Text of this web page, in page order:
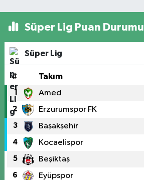
Süper Lig Puan Durumu
Süper Lig
# Takım
1 Amed
2 Erzurumspor FK
3 Başakşehir
4 Kocaelispor
5 Beşiktaş
6 Eyüpspor